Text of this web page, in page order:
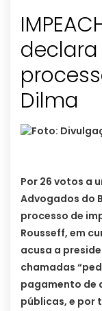
Dilma
Por 26 votos a
Advogados do
processo de
Rousseff, em
acusa a
chamadas
pagamento de
públicas, e por